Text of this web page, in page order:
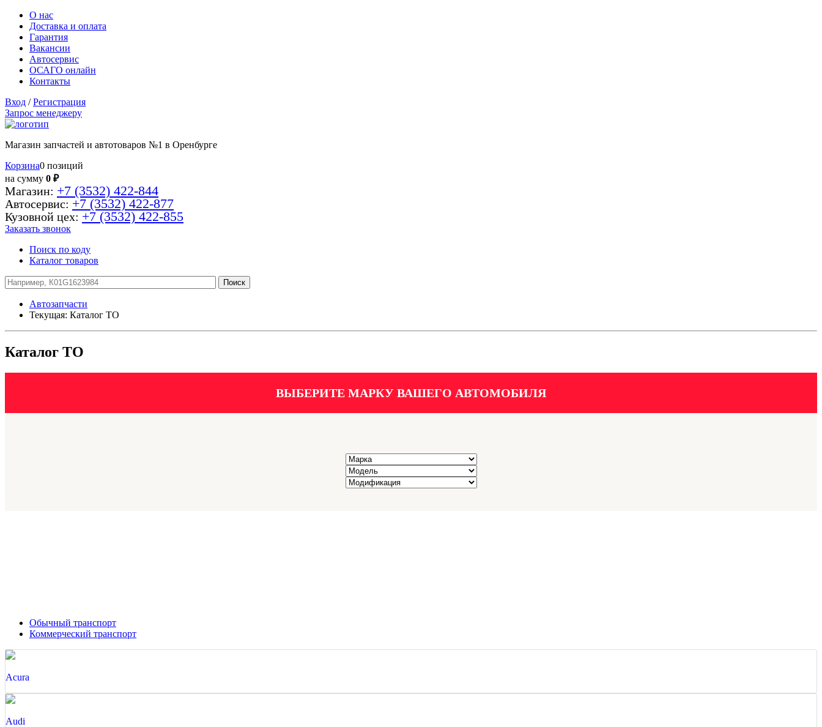
О нас
Доставка и оплата
Гарантия
Вакансии
Автосервис
ОСАГО онлайн
Контакты
Вход / Регистрация
Запрос менеджеру
Магазин запчастей и автотоваров №1 в Оренбурге
Корзина0 позиций
на сумму 0 ₽
Магазин: +7 (3532) 422-844
Автосервис: +7 (3532) 422-877
Кузовной цех: +7 (3532) 422-855
Заказать звонок
Поиск по коду
Каталог товаров
Автозапчасти
Текущая: Каталог ТО
Каталог ТО
ВЫБЕРИТЕ МАРКУ ВАШЕГО АВТОМОБИЛЯ
Обычный транспорт
Коммерческий транспорт
Acura
Audi